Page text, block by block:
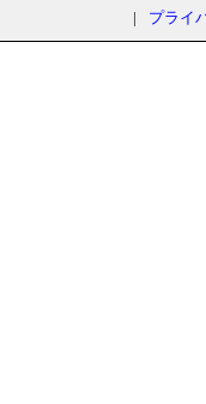
| プライ